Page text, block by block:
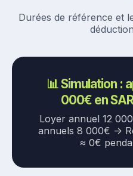
Durées de référence et
📊 Simulation :
000€ en
Loyer annuel 12
annuels 8 000€ →
≈ 0€